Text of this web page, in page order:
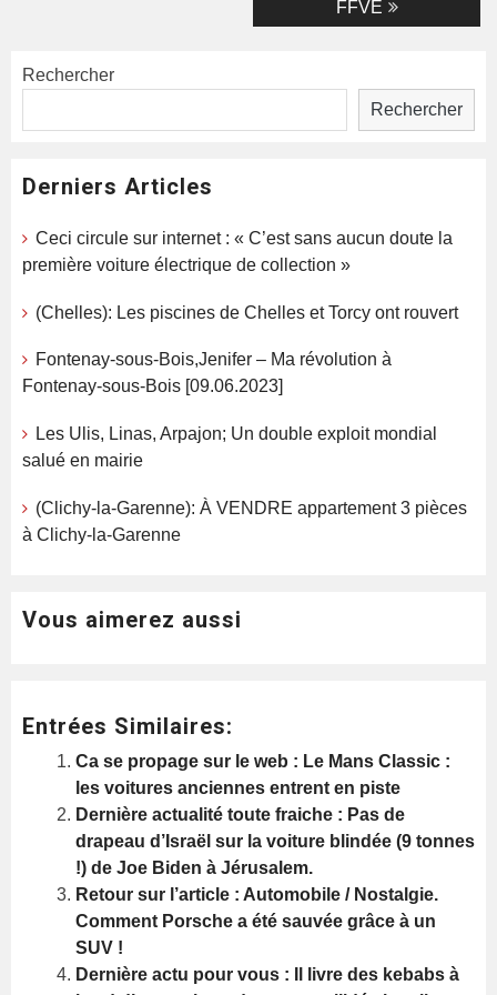
FFVE
Rechercher
Rechercher
Derniers Articles
Ceci circule sur internet : « C’est sans aucun doute la
première voiture électrique de collection »
(Chelles): Les piscines de Chelles et Torcy ont rouvert
Fontenay-sous-Bois,Jenifer – Ma révolution à
Fontenay-sous-Bois [09.06.2023]
Les Ulis, Linas, Arpajon; Un double exploit mondial
salué en mairie
(Clichy-la-Garenne): À VENDRE appartement 3 pièces
à Clichy-la-Garenne
Vous aimerez aussi
Entrées Similaires:
Ca se propage sur le web : Le Mans Classic :
les voitures anciennes entrent en piste
Dernière actualité toute fraiche : Pas de
drapeau d’Israël sur la voiture blindée (9 tonnes
!) de Joe Biden à Jérusalem.
Retour sur l’article : Automobile / Nostalgie.
Comment Porsche a été sauvée grâce à un
SUV !
Dernière actu pour vous : Il livre des kebabs à